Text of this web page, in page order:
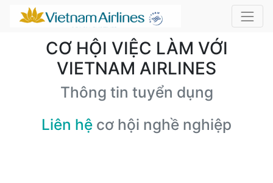
CƠ HỘI VIỆC LÀM VỚI
VIETNAM AIRLINES
Thông tin tuyển dụng
Liên hệ cơ hội nghề nghiệp